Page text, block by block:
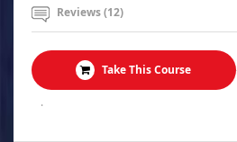
Reviews (12)
Take This Course
.